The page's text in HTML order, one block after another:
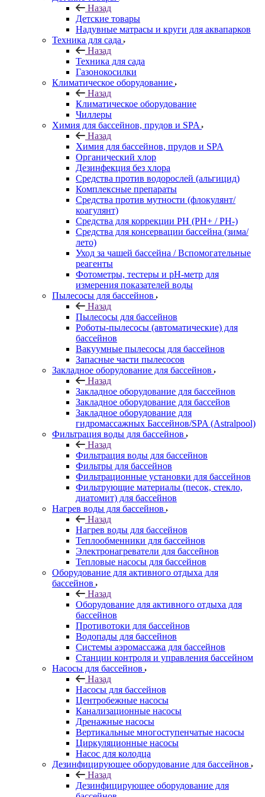
Назад
Детские товары
Надувные матрасы и круги для аквапарков
Техника для сада
Назад
Техника для сада
Газонокосилки
Климатическое оборудование
Назад
Климатическое оборудование
Чиллеры
Химия для бассейнов, прудов и SPA
Назад
Химия для бассейнов, прудов и SPA
Органический хлор
Дезинфекция без хлора
Средства против водорослей (альгицид)
Комплексные препараты
Средства против мутности (флокулянт/
коагулянт)
Средства для коррекции PH (PH+ / PH-)
Средства для консервации бассейна (зима/
лето)
Уход за чашей бассейна / Вспомогательные
реагенты
Фотометры, тестеры и рН-метр для
измерения показателей воды
Пылесосы для бассейнов
Назад
Пылесосы для бассейнов
Роботы-пылесосы (автоматические) для
бассейнов
Вакуумные пылесосы для бассейнов
Запасные части пылесосов
Закладное оборудование для бассейнов
Назад
Закладное оборудование для бассейнов
Закладное оборудование для бассейов
Закладное оборудование для
гидромассажных Бассейнов/SPA (Astralpool)
Фильтрация воды для бассейнов
Назад
Фильтрация воды для бассейнов
Фильтры для бассейнов
Фильтрационные установки для бассейнов
Фильтрующие материалы (песок, стекло,
диатомит) для бассейнов
Нагрев воды для бассейнов
Назад
Нагрев воды для бассейнов
Теплообменники для бассейнов
Электронагреватели для бассейнов
Тепловые насосы для бассейнов
Оборудование для активного отдыха для
бассейнов
Назад
Оборудование для активного отдыха для
бассейнов
Противотоки для бассейнов
Водопады для бассейнов
Системы аэромассажа для бассейнов
Станции контроля и управления бассейном
Насосы для бассейнов
Назад
Насосы для бассейнов
Центробежные насосы
Канализационные насосы
Дренажные насосы
Вертикальные многоступенчатые насосы
Циркуляционные насосы
Насос для колодца
Дезинфицирующее оборудование для бассейнов
Назад
Дезинфицирующее оборудование для